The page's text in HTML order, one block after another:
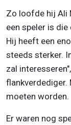
Zo loofde hij Ali
een speler is
Hij heeft een
steeds sterker.
zal
flankverdediger.
moeten worden.
Er waren nog